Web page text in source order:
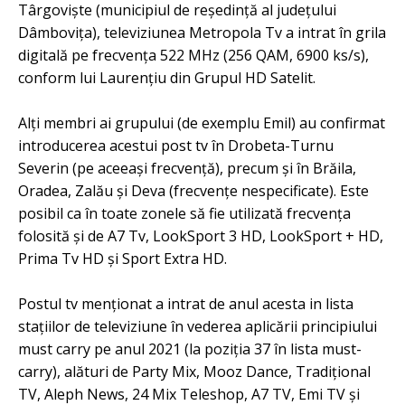
Târgoviște (municipiul de reședință al județului
Dâmbovița), televiziunea Metropola Tv a intrat în grila
digitală pe frecvența 522 MHz (256 QAM, 6900 ks/s),
conform lui Laurențiu din Grupul HD Satelit.
Alți membri ai grupului (de exemplu Emil) au confirmat
introducerea acestui post tv în Drobeta-Turnu
Severin (pe aceeași frecvență), precum și în Brăila,
Oradea, Zalău și Deva (frecvențe nespecificate). Este
posibil ca în toate zonele să fie utilizată frecvența
folosită și de A7 Tv, LookSport 3 HD, LookSport + HD,
Prima Tv HD și Sport Extra HD.
Postul tv menționat a intrat de anul acesta in lista
stațiilor de televiziune în vederea aplicării principiului
must carry pe anul 2021 (la poziția 37 în lista must-
carry), alături de Party Mix, Mooz Dance, Tradițional
TV, Aleph News, 24 Mix Teleshop, A7 TV, Emi TV și